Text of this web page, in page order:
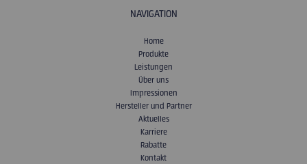
NAVIGATION
Home
Produkte
Leistungen
Über uns
Impressionen
Hersteller und Partner
Aktuelles
Karriere
Rabatte
Kontakt